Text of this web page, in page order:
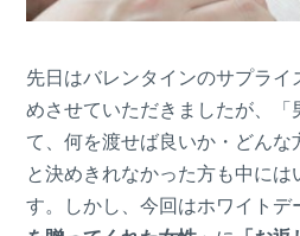
先日はバレンタインのサプラ
めさせていただきましたが、「
て、何を渡せば良いか・どんな
と決めきれなかった方も中には
す。しかし、今回はホワイトデ